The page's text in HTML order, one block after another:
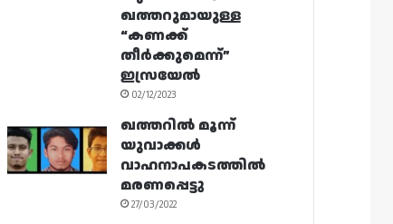
ഖത്തറുമായുള്ള
“കണക്ക്
തീർക്കുമെന്ന്”
ഇസ്രയേൽ
02/12/2023
ഖത്തറിൽ മൂന്ന്
യുവാക്കൾ
വാഹനാപകടത്തിൽ
മരണപ്പെട്ടു
27/03/2022